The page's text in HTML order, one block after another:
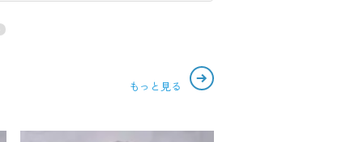
もっと見る